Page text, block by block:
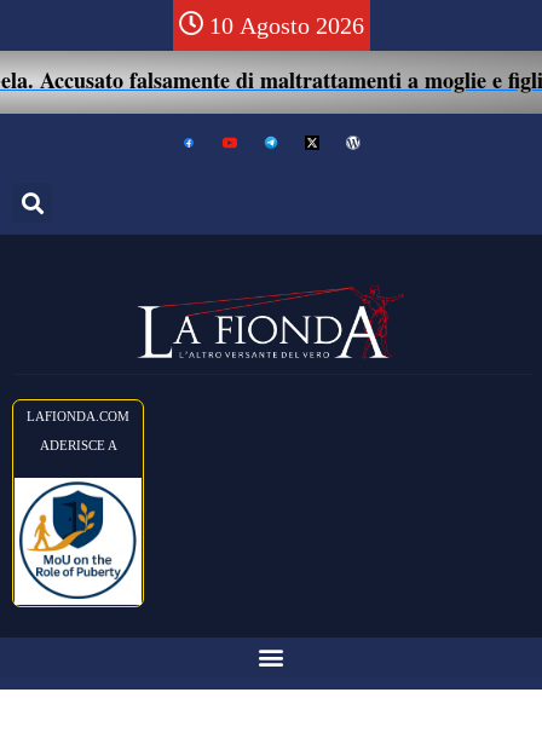
10 Agosto 2026
Accusato falsamente di maltrattamenti a moglie e figlio:
LAFIONDA.COM
ADERISCE A